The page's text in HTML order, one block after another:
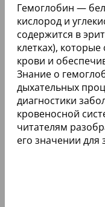
Гемоглобин —
кислород и
содержится в
клетках),
крови и
Знание о
дыхательных
диагностики
кровеносной
читателям
его значении для